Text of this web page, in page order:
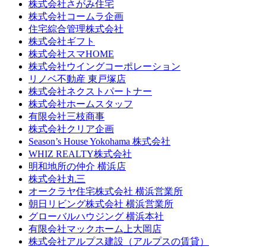
株式会社さがみ住宅
株式会社コームラ企画
住宅綜合管理株式会社
株式会社ギフト
株式会社スマHOME
株式会社ウイングコーポレーション
リノベ不動産 東戸塚店
株式会社ネクストパートナー
株式会社ホームスタッフ
有限会社三枝商事
株式会社クリア企画
Season’s House Yokohama 株式会社
WHIZ REALTY株式会社
明和地所の仲介 横浜店
株式会社丸三
オークラヤ住宅株式会社 横浜営業所
朝日リビング株式会社 横浜営業所
グローバルハウジング 横浜本社
有限会社マックホーム上大岡店
株式会社アルプス建設（アルプスの賃貸）